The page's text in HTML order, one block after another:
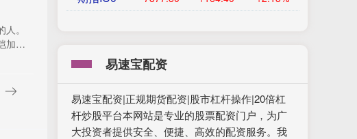
。
加王
易速宝配资
易速宝配资|正规期货配资|股市杠杆操作|20倍杠
杆炒股平台本网站是专业的股票配资门户，为广
大投资者提供安全、便捷、高效的配资服务。我